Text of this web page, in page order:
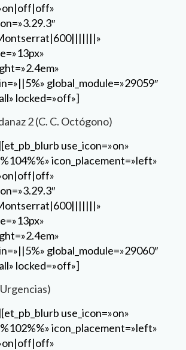
global_module=»29059″
locked=»off»]
2 (C. C. Octógono)
use_icon=»on»
icon_placement=»left»
global_module=»29060″
locked=»off»]
use_icon=»on»
icon_placement=»left»